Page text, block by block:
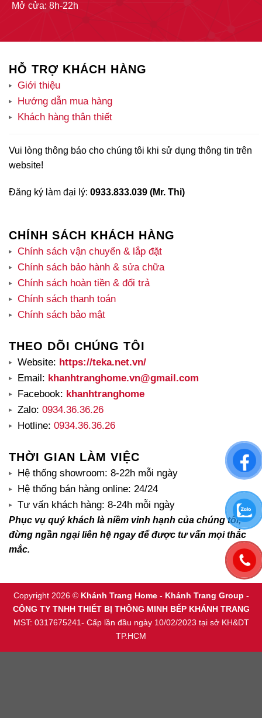
Mở cửa: 8h-22h
HỖ TRỢ KHÁCH HÀNG
Giới thiệu
Hướng dẫn mua hàng
Khách hàng thân thiết
Vui lòng thông báo cho chúng tôi khi sử dụng thông tin trên
website!
Đăng ký làm đại lý: 0933.833.039 (Mr. Thi)
CHÍNH SÁCH KHÁCH HÀNG
Chính sách vận chuyển & lắp đặt
Chính sách bảo hành & sửa chữa
Chính sách hoàn tiền & đổi trả
Chính sách thanh toán
Chính sách bảo mật
THEO DÕI CHÚNG TÔI
Website: https://teka.net.vn/
Email: khanhtranghome.vn@gmail.com
Facebook: khanhtranghome
Zalo: 0934.36.36.26
Hotline: 0934.36.36.26
THỜI GIAN LÀM VIỆC
Hệ thống showroom: 8-22h mỗi ngày
Hệ thống bán hàng online: 24/24
Tư vấn khách hàng: 8-24h mỗi ngày
Phục vụ quý khách là niềm vinh hạnh của chúng tôi,
đừng ngần ngại liên hệ ngay để được tư vấn mọi thắc
mắc.
Copyright 2026 © Khánh Trang Home - Khánh Trang Group -
CÔNG TY TNHH THIẾT BỊ THÔNG MINH BẾP KHÁNH TRANG
MST: 0317675241- Cấp lần đầu ngày 10/02/2023 tại sở KH&DT
TP.HCM